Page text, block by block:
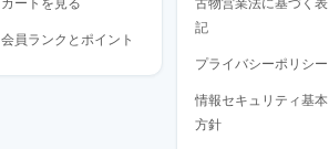
カートを見る
会員ランクとポイント
古物営業法に基づく表
記
プライバシーポリシー
情報セキュリティ基本
方針